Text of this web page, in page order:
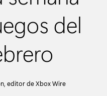
del
editor de Xbox Wire